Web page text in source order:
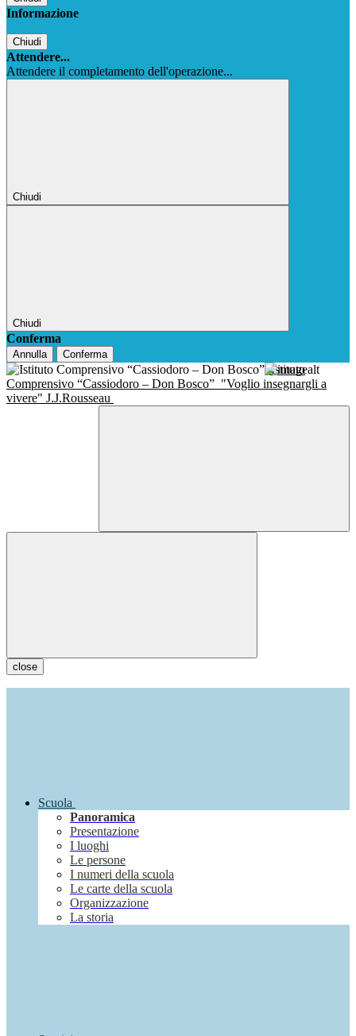
Informazione
Chiudi
Attendere...
Attendere il completamento dell'operazione...
Chiudi
Chiudi
Conferma
Annulla Conferma
Istituto
Comprensivo “Cassiodoro – Don Bosco” "Voglio insegnargli a
vivere" J.J.Rousseau
close
Scuola
Panoramica
Presentazione
I luoghi
Le persone
I numeri della scuola
Le carte della scuola
Organizzazione
La storia